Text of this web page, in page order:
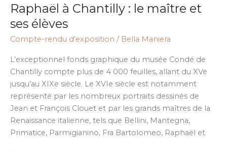
Raphaël à Chantilly : le maître et
ses élèves
Compte-rendu d'exposition / Bella Maniera
L’exceptionnel fonds graphique du musée Condé de
Chantilly compte plus de 4 000 feuilles, allant du XVe
jusqu’au XIXe siècle. Le XVIe siècle est notamment
représenté par les nombreux portraits dessinés de
Jean et François Clouet et par les grands maîtres de la
Renaissance italienne, tels que Bellini, Mantegna,
Primatice, Parmigianino, Fra Bartolomeo, Raphaël et
Chantilly
:
maître
et
ses
élèves